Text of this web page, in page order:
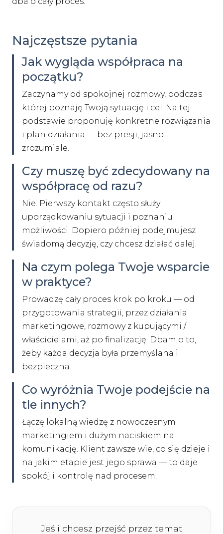
Najczęstsze pytania
Jak wygląda współpraca na
początku?
Zaczynamy od spokojnej rozmowy, podczas
której poznaję Twoją sytuację i cel. Na tej
podstawie proponuję konkretne rozwiązania
i plan działania — bez presji, jasno i
zrozumiale.
Czy muszę być zdecydowany na
współpracę od razu?
Nie. Pierwszy kontakt często służy
uporządkowaniu sytuacji i poznaniu
możliwości. Dopiero później podejmujesz
świadomą decyzję, czy chcesz działać dalej.
Na czym polega Twoje wsparcie
w praktyce?
Prowadzę cały proces krok po kroku — od
przygotowania strategii, przez działania
marketingowe, rozmowy z kupującymi /
właścicielami, aż po finalizację. Dbam o to,
żeby każda decyzja była przemyślana i
bezpieczna.
Co wyróżnia Twoje podejście na
tle innych?
Łączę lokalną wiedzę z nowoczesnym
marketingiem i dużym naciskiem na
komunikację. Klient zawsze wie, co się dzieje i
na jakim etapie jest jego sprawa — to daje
spokój i kontrolę nad procesem.
Jeśli chcesz przejść przez temat